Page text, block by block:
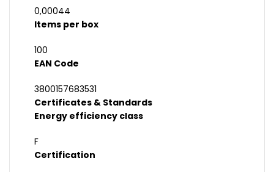
0,00044
Items per box
100
EAN Code
3800157683531
Certificates & Standards
Energy efficiency class
F
Certification